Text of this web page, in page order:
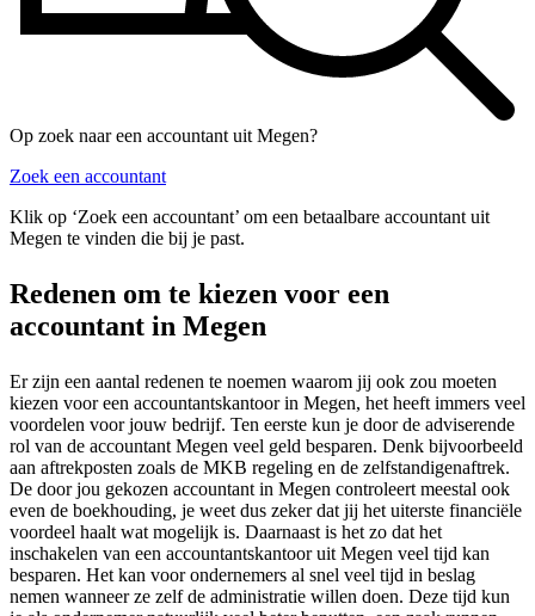
Op zoek naar een accountant uit Megen?
Zoek een accountant
Klik op ‘Zoek een accountant’ om een betaalbare accountant uit
Megen te vinden die bij je past.
Redenen om te kiezen voor een
accountant in Megen
Er zijn een aantal redenen te noemen waarom jij ook zou moeten
kiezen voor een accountantskantoor in Megen, het heeft immers veel
voordelen voor jouw bedrijf. Ten eerste kun je door de adviserende
rol van de accountant Megen veel geld besparen. Denk bijvoorbeeld
aan aftrekposten zoals de MKB regeling en de zelfstandigenaftrek.
De door jou gekozen accountant in Megen controleert meestal ook
even de boekhouding, je weet dus zeker dat jij het uiterste financiële
voordeel haalt wat mogelijk is. Daarnaast is het zo dat het
inschakelen van een accountantskantoor uit Megen veel tijd kan
besparen. Het kan voor ondernemers al snel veel tijd in beslag
nemen wanneer ze zelf de administratie willen doen. Deze tijd kun